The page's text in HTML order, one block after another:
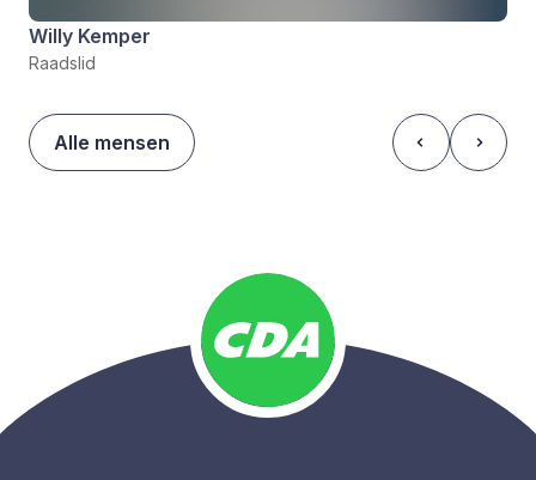
Willy Kemper
Raadslid
Alle mensen